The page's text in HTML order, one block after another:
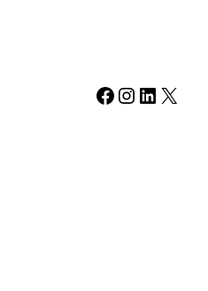
Facebook Instagram LinkedIn X